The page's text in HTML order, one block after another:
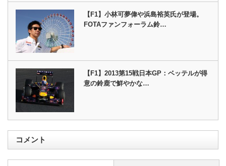
【F1】小林可夢偉や浜島裕英氏が登場。
FOTAファンフォーラム鈴…
【F1】2013第15戦日本GP：ベッテルが得
意の鈴鹿で鮮やかな…
コメント